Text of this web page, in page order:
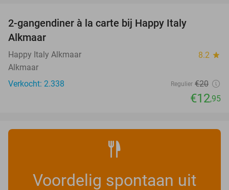
2-gangendiner à la carte bij Happy Italy
Alkmaar
Happy Italy Alkmaar 8.2 star
Alkmaar
Verkocht: 2.338
Regulier €20
€12,95
Voordelig spontaan uit